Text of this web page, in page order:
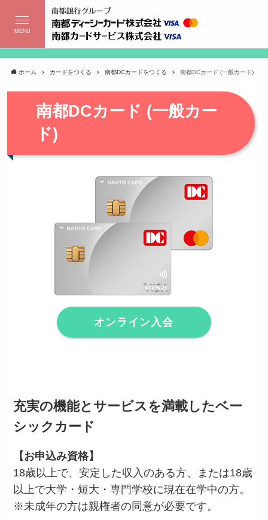
MENU
ホーム カードをつくる 南都DCカードをつくる 南都DCカード (一般カード)
南都DCカード (一般カー
ド)
オンライン入会
充実の機能とサービスを満載したベー
シックカード
【お申込み資格】
18歳以上で、安定した収入のある方、または18歳
以上で大学・短大・専門学校に現在在学中の方。
※未成年の方は親権者の同意が必要です。